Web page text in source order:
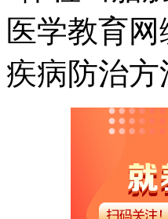
医学教育
疾病防治